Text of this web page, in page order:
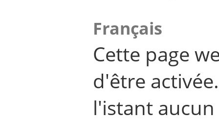
Français
Cette page
d'être
l'istant